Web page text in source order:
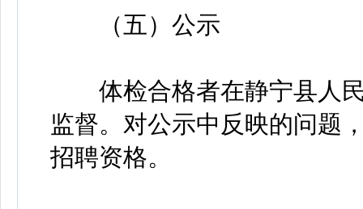
（五）公示
体检合格者在静宁县人民
监督。对公示中反映的问题
招聘资格。